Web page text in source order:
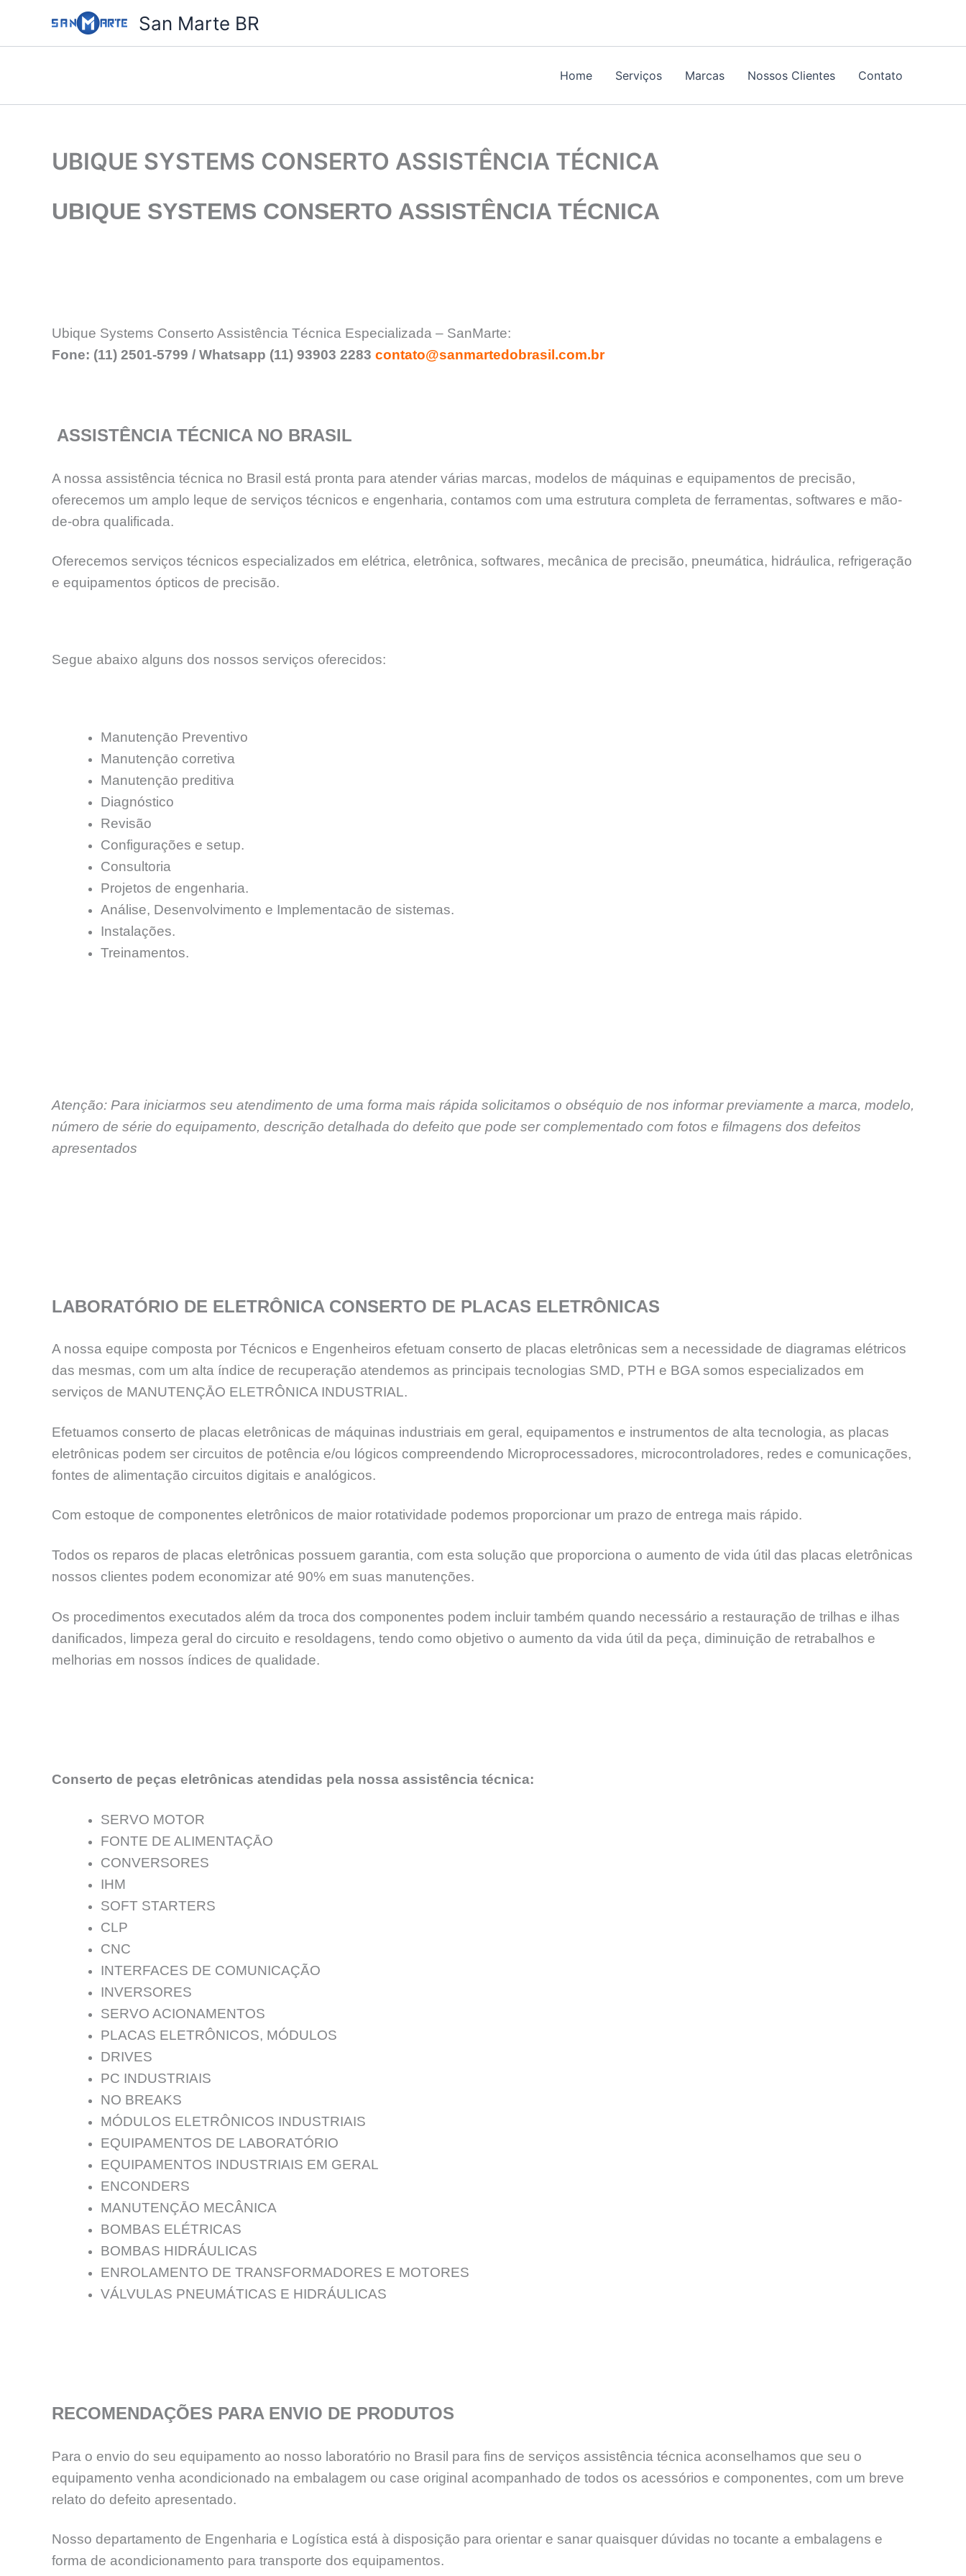
o
San Marte BR
Home Serviços Marcas Nossos Clientes Contato
UBIQUE SYSTEMS CONSERTO ASSISTÊNCIA TÉCNICA
UBIQUE SYSTEMS CONSERTO ASSISTÊNCIA TÉCNICA
Ubique Systems Conserto Assistência Técnica Especializada – SanMarte:
Fone: (11) 2501-5799 / Whatsapp (11) 93903 2283 contato@sanmartedobrasil.com.br
ASSISTÊNCIA TÉCNICA NO BRASIL
A nossa assistência técnica no Brasil está pronta para atender várias marcas, modelos de máquinas e equipamentos de precisão,
oferecemos um amplo leque de serviços técnicos e engenharia, contamos com uma estrutura completa de ferramentas, softwares e mão-
de-obra qualificada.
Oferecemos serviços técnicos especializados em elétrica, eletrônica, softwares, mecânica de precisão, pneumática, hidráulica, refrigeração
e equipamentos ópticos de precisão.
Segue abaixo alguns dos nossos serviços oferecidos:
Manutençāo Preventivo
Manutençāo corretiva
Manutençāo preditiva
Diagnóstico
Revisão
Configurações e setup.
Consultoria
Projetos de engenharia.
Análise, Desenvolvimento e Implementacāo de sistemas.
Instalações.
Treinamentos.
Atenção: Para iniciarmos seu atendimento de uma forma mais rápida solicitamos o obséquio de nos informar previamente a marca, modelo,
número de série do equipamento, descrição detalhada do defeito que pode ser complementado com fotos e filmagens dos defeitos
apresentados
LABORATÓRIO DE ELETRÔNICA CONSERTO DE PLACAS ELETRÔNICAS
A nossa equipe composta por Técnicos e Engenheiros efetuam conserto de placas eletrônicas sem a necessidade de diagramas elétricos
das mesmas, com um alta índice de recuperação atendemos as principais tecnologias SMD, PTH e BGA somos especializados em
serviços de MANUTENÇĀO ELETRÔNICA INDUSTRIAL.
Efetuamos conserto de placas eletrônicas de máquinas industriais em geral, equipamentos e instrumentos de alta tecnologia, as placas
eletrônicas podem ser circuitos de potência e/ou lógicos compreendendo Microprocessadores, microcontroladores, redes e comunicações,
fontes de alimentação circuitos digitais e analógicos.
Com estoque de componentes eletrônicos de maior rotatividade podemos proporcionar um prazo de entrega mais rápido.
Todos os reparos de placas eletrônicas possuem garantia, com esta solução que proporciona o aumento de vida útil das placas eletrônicas
nossos clientes podem economizar até 90% em suas manutenções.
Os procedimentos executados além da troca dos componentes podem incluir também quando necessário a restauração de trilhas e ilhas
danificados, limpeza geral do circuito e resoldagens, tendo como objetivo o aumento da vida útil da peça, diminuição de retrabalhos e
melhorias em nossos índices de qualidade.
Conserto de peças eletrônicas atendidas pela nossa assistência técnica:
SERVO MOTOR
FONTE DE ALIMENTAÇĀO
CONVERSORES
IHM
SOFT STARTERS
CLP
CNC
INTERFACES DE COMUNICAÇÃO
INVERSORES
SERVO ACIONAMENTOS
PLACAS ELETRÔNICOS, MÓDULOS
DRIVES
PC INDUSTRIAIS
NO BREAKS
MÓDULOS ELETRÔNICOS INDUSTRIAIS
EQUIPAMENTOS DE LABORATÓRIO
EQUIPAMENTOS INDUSTRIAIS EM GERAL
ENCONDERS
MANUTENÇĀO MECÂNICA
BOMBAS ELÉTRICAS
BOMBAS HIDRÁULICAS
ENROLAMENTO DE TRANSFORMADORES E MOTORES
VÁLVULAS PNEUMÁTICAS E HIDRÁULICAS
RECOMENDAÇÕES PARA ENVIO DE PRODUTOS
Para o envio do seu equipamento ao nosso laboratório no Brasil para fins de serviços assistência técnica aconselhamos que seu o
equipamento venha acondicionado na embalagem ou case original acompanhado de todos os acessórios e componentes, com um breve
relato do defeito apresentado.
Nosso departamento de Engenharia e Logística está à disposição para orientar e sanar quaisquer dúvidas no tocante a embalagens e
forma de acondicionamento para transporte dos equipamentos.